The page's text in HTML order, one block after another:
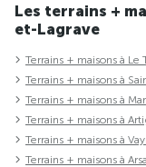
Les terrains +
et-Lagrave
Terrains + maisons à Le
Terrains + maisons à
Terrains + maisons à
Terrains + maisons à
Terrains + maisons à
Terrains + maisons à